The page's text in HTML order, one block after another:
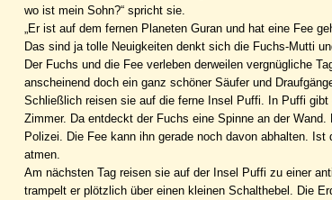
wo ist mein Sohn?“ spricht sie.
„Er ist auf dem fernen Planeten Guran und hat eine Fee
Das sind ja tolle Neuigkeiten denkt sich die Fuchs-Mutti
Der Fuchs und die Fee verleben derweilen vergnügliche
anscheinend doch ein ganz schöner Säufer und
Schließlich reisen sie auf die ferne Insel Puffi. In Puffi
Zimmer. Da entdeckt der Fuchs eine Spinne an der
Polizei. Die Fee kann ihn gerade noch davon abhalten.
atmen.
Am nächsten Tag reisen sie auf der Insel Puffi zu einer
trampelt er plötzlich über einen kleinen Schalthebel. Die